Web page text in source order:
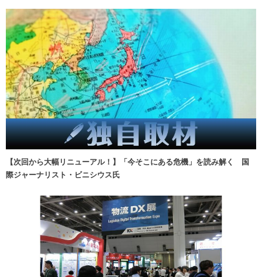
【次回から大幅リニューアル！】「今そこにある危機」を読み解く 国
際ジャーナリスト・ビニシウス氏